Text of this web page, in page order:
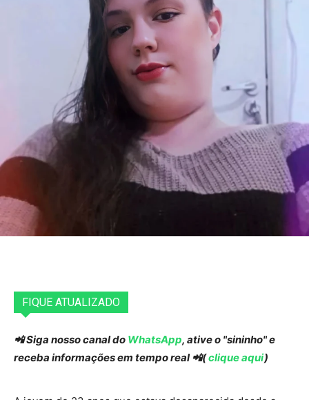
FIQUE ATUALIZADO
📲 Siga nosso canal do WhatsApp, ative o "sininho" e
receba informações em tempo real 📲(clique aqui)